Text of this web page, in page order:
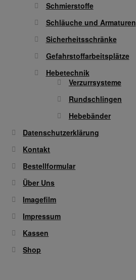
Berufsbekleidung
Cofra
James & Nicholson
Datenschutzerklärung
Hautschutz
Home
Imagefilm
Schmierstoffe
Schläuche und Armaturen
Sicherheitsschränke
Gefahrstoffarbeitsplätze
Hebetechnik
Verzurrsysteme
Rundschlingen
Hebebänder
Datenschutzerklärung
Kontakt
Bestellformular
Über Uns
Imagefilm
Impressum
Kassen
Shop